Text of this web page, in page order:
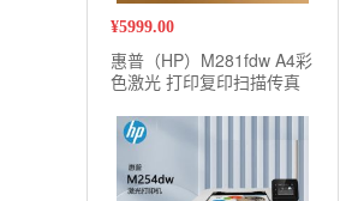
¥5999.00
惠普（HP）M281fdw A4彩
色激光 打印复印扫描传真
程打印)